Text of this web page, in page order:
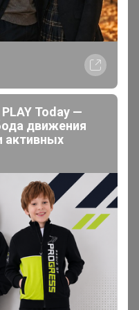
уходовой
р! Гели для душа,
и др!"
с чем объединить
Today —
движения
активных